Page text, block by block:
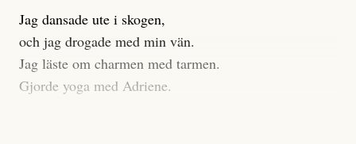
grupper där Säpo-resursen samlade in uppgifter.
Researchen är grundlig.
Möjligen är det egentligen inte journalistikens metod
som stör?
Jag dansade ute i skogen,
och jag drogade med min vän.
Jag läste om charmen med tarmen.
Gjorde yoga med Adriene.